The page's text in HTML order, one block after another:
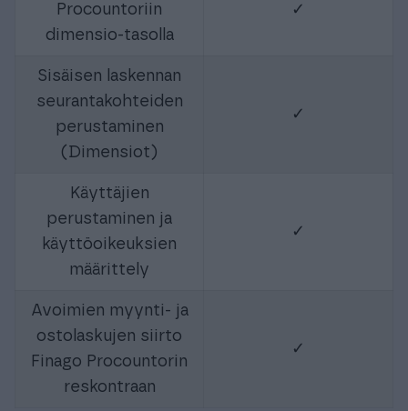
Procountoriin
dimensio-tasolla
✓
Sisäisen laskennan
seurantakohteiden
perustaminen
(Dimensiot)
✓
Käyttäjien
perustaminen ja
käyttöoikeuksien
määrittely
✓
Avoimien myynti- ja
ostolaskujen siirto
Finago Procountorin
reskontraan
✓